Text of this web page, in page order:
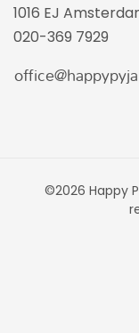
1016 EJ
020-369 7929
©2026 Happy